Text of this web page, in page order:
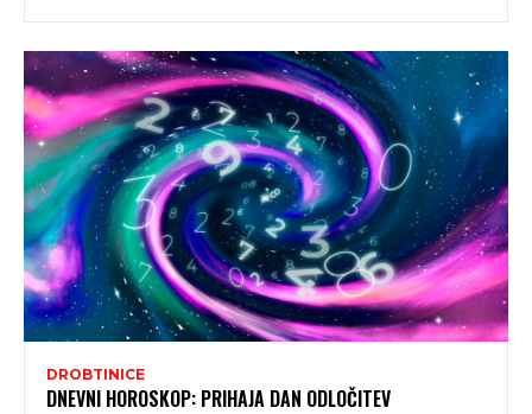
DROBTINICE
DNEVNI HOROSKOP: PRIHAJA DAN ODLOČITEV